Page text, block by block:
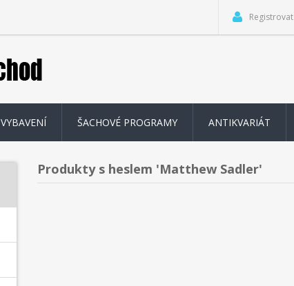
Registrovat
VYBAVENÍ ŠACHOVÉ PROGRAMY ANTIKVARIÁT
Produkty s heslem 'Matthew Sadler'